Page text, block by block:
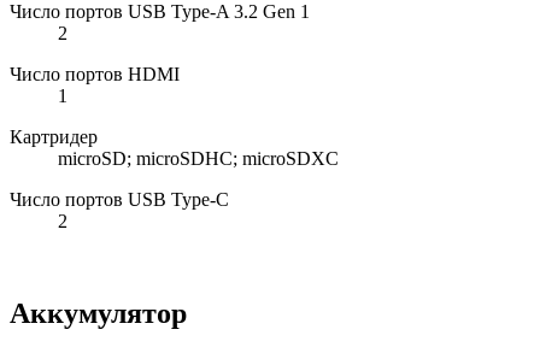
Число портов USB Type-A 3.2 Gen 1
2
Число портов HDMI
1
Картридер
microSD; microSDHC; microSDXC
Число портов USB Type-C
2
Аккумулятор